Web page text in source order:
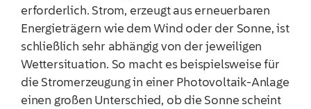
erforderlich. Strom, erzeugt aus erneuerbaren
Energieträgern wie dem Wind oder der Sonne, ist
schließlich sehr abhängig von der jeweiligen
Wettersituation. So macht es beispielsweise für
die Stromerzeugung in einer Photovoltaik-Anlage
einen großen Unterschied, ob die Sonne scheint